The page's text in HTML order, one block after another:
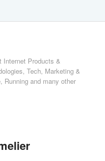
Internet Products &
Tech, Marketing &
Running and many other